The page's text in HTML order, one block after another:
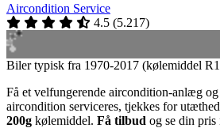
Aircondition Service
4.5 (5.217)
Biler typisk fra 1970-2017 (kølemiddel
Få et velfungerende aircondition-anlæg
aircondition serviceres, tjekkes for
200g kølemiddel. Få tilbud og se din pris